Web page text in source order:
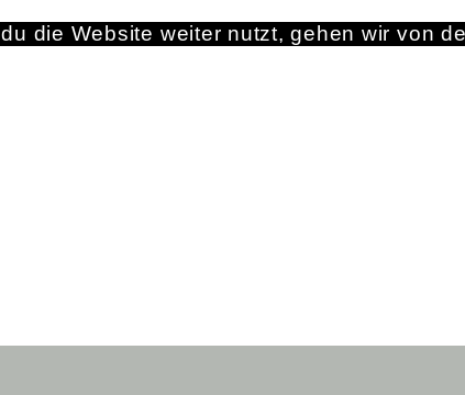
die Website weiter nutzt, gehen wir von